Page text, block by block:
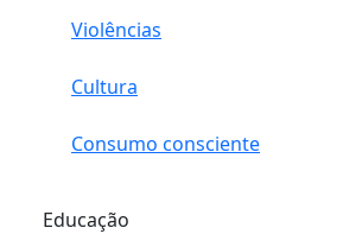
Violências
Cultura
Consumo consciente
Educação